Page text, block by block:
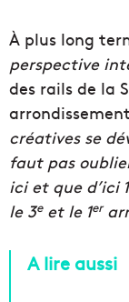
À plus long
perspective
des rails de la
créatives se
faut pas
ici et que d’ici
le 3eet le 1er
A lire aussi